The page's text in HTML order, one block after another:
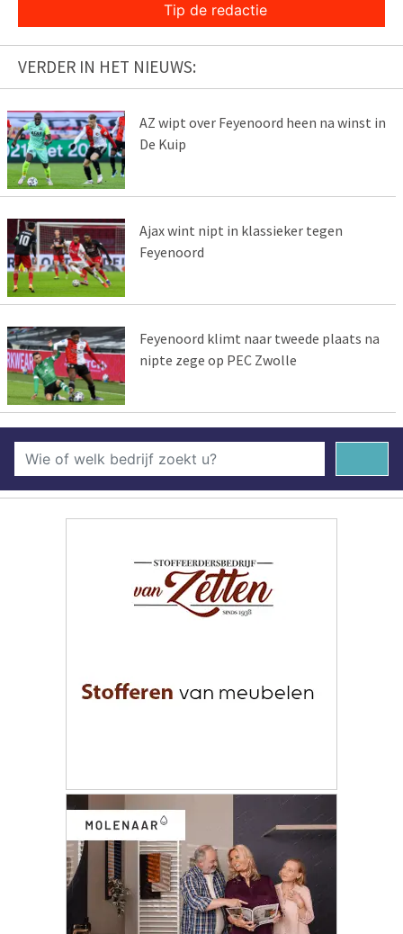
Tip de redactie
VERDER IN HET NIEUWS:
AZ wipt over Feyenoord heen na winst in
De Kuip
Ajax wint nipt in klassieker tegen
Feyenoord
Feyenoord klimt naar tweede plaats na
nipte zege op PEC Zwolle